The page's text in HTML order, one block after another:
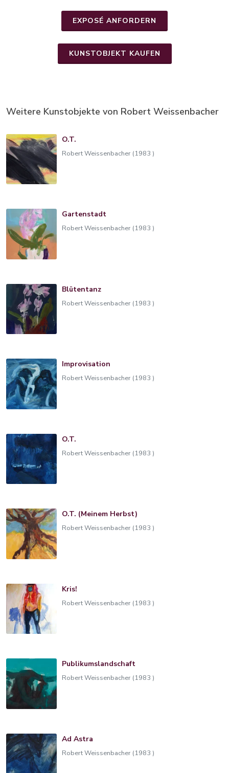
EXPOSÉ ANFORDERN
KUNSTOBJEKT KAUFEN
Weitere Kunstobjekte von Robert Weissenbacher
O.T.
Robert Weissenbacher (1983 )
Gartenstadt
Robert Weissenbacher (1983 )
Blütentanz
Robert Weissenbacher (1983 )
Improvisation
Robert Weissenbacher (1983 )
O.T.
Robert Weissenbacher (1983 )
O.T. (Meinem Herbst)
Robert Weissenbacher (1983 )
Kris!
Robert Weissenbacher (1983 )
Publikumslandschaft
Robert Weissenbacher (1983 )
Ad Astra
Robert Weissenbacher (1983 )